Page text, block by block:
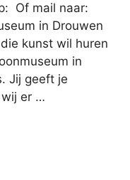
Of mail naar:
in Drouwen
kunst wil huren
in
Jij geeft je
wij er …